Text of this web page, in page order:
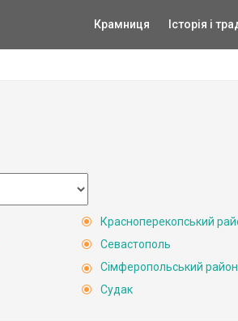
Крамниця Історія і
Красноперекопський
Севастополь
Сімферопольський район
Судак